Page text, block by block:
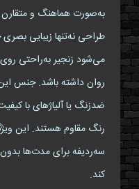
به‌صورت هماهنگ و
طراحی نه‌تنها زیبایی
می‌شود زنجیر به‌راحتی روی
روان داشته باشد. جنس این
ضدزنگ یا آلیاژهای با
رنگ مقاوم هستند. این
سه‌ردیفه برای مدت‌ها بدون
کند.